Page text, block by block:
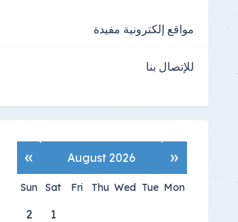
مواقع إلكترونية مفيدة
للإتصال بنا
«
August 2026
»
Mon
Tue
Wed
Thu
Fri
Sat
Sun
1
2